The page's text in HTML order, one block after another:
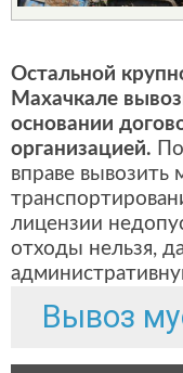
Остальной
Махачкале
основании
организацией.
вправе вывозить
лицензии
отходы нельзя,
Вывоз